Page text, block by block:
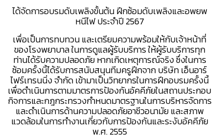
ได้จัดการอบรมดับเพลิงขั้นต้น ฝึกซ้อมดับเพลิงและอพยพ
หนีไฟ ประจำปี 2567
เพื่อเป็นการทบทวน และเตรียมความพร้อมให้กับเจ้าหน้าที่
ของโรงพยาบาล ในการดูแลผู้รับบริการ ให้ผู้รับบริการทุก
ท่านได้รับความปลอดภัย หากเกิดเหตุการณ์จริง ซึ่งในการ
ซ้อมครั้งนี้ได้รับการสนับสนุนทีมครูฝึกจาก บริษัท เอ็นอาร์
ไฟร์เทรนนิ่ง จำกัด เข้ามาเป็นวิทยากรในการฝึกอบรมครั้งนี้
เพื่อดำเนินการตามมาตรการป้องกันอัคคีภัยในสถานประกอบ
กิจการและกฎกระทรวงกำหนดมาตรฐานในการบริหารจัดการ
และดำเนินการด้านความปลอดภัยอาชีวอนามัย และสภาพ
แวดล้อมในการทำงานเกี่ยวกับการป้องกันและระงับอัคคีภัย
พ.ศ. 2555